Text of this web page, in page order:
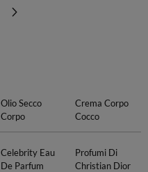
Olio Secco
Corpo
Crema Corpo
Cocco
Celebrity Eau
De Parfum
Profumi Di
Christian Dior